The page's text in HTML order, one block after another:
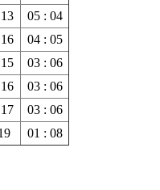
05 : 04
04 : 05
03 : 06
03 : 06
03 : 06
01 : 08